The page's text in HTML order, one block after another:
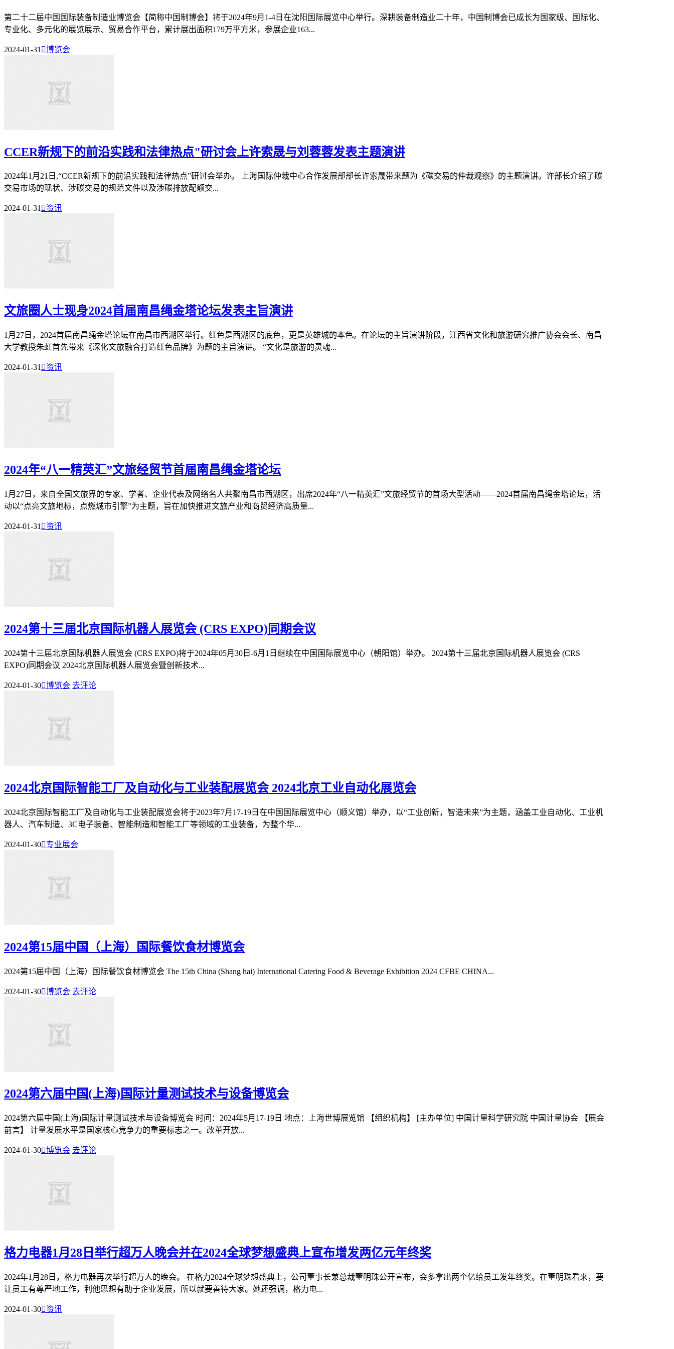
第二十二届中国国际装备制造业博览会【简称中国制博会】将于2024年9月1-4日在沈阳国际展览中心举行。深耕装备制造业二十年，中国制博会已成长为国家级、国际化、
专业化、多元化的展览展示、贸易合作平台，累计展出面积179万平方米，参展企业163...
2024-01-31 博览会
CCER新规下的前沿实践和法律热点"研讨会上许索晟与刘蓉蓉发表主题演讲
2024年1月21日,“CCER新规下的前沿实践和法律热点”研讨会举办。 上海国际仲裁中心合作发展部部长许索晟带来题为《碳交易的仲裁观察》的主题演讲。许部长介绍了碳
交易市场的现状、涉碳交易的规范文件以及涉碳排放配额交...
2024-01-31资讯
文旅圈人士现身2024首届南昌绳金塔论坛发表主旨演讲
1月27日，2024首届南昌绳金塔论坛在南昌市西湖区举行。红色是西湖区的底色，更是英雄城的本色。在论坛的主旨演讲阶段，江西省文化和旅游研究推广协会会长、南昌
大学教授朱虹首先带来《深化文旅融合打造红色品牌》为题的主旨演讲。 “文化是旅游的灵魂...
2024-01-31 资讯
2024年“八一精英汇”文旅经贸节首届南昌绳金塔论坛
1月27日，来自全国文旅界的专家、学者、企业代表及网络名人共聚南昌市西湖区，出席2024年“八一精英汇”文旅经贸节的首场大型活动——2024首届南昌绳金塔论坛，活
动以“点亮文旅地标，点燃城市引擎”为主题，旨在加快推进文旅产业和商贸经济高质量...
2024-01-31 资讯
2024第十三届北京国际机器人展览会 (CRS EXPO)同期会议
2024第十三届北京国际机器人展览会 (CRS EXPO)将于2024年05月30日-6月1日继续在中国国际展览中心（朝阳馆）举办。 2024第十三届北京国际机器人展览会 (CRS
EXPO)同期会议 2024北京国际机器人展览会暨创新技术...
2024-01-30博览会 去评论
2024北京国际智能工厂及自动化与工业装配展览会 2024北京工业自动化展览会
2024北京国际智能工厂及自动化与工业装配展览会将于2023年7月17-19日在中国国际展览中心（顺义馆）举办，以“工业创新，智造未来”为主题，涵盖工业自动化、工业机
器人、汽车制造、3C电子装备、智能制造和智能工厂等领域的工业装备，为整个华...
2024-01-30专业展会
2024第15届中国（上海）国际餐饮食材博览会
2024第15届中国（上海）国际餐饮食材博览会 The 15th China (Shang hai) International Catering Food & Beverage Exhibition 2024 CFBE CHINA...
2024-01-30博览会 去评论
2024第六届中国(上海)国际计量测试技术与设备博览会
2024第六届中国(上海)国际计量测试技术与设备博览会 时间：2024年5月17-19日 地点：上海世博展览馆 【组织机构】 [主办单位] 中国计量科学研究院 中国计量协会 【展会
前言】 计量发展水平是国家核心竞争力的重要标志之一。改革开放...
2024-01-30博览会 去评论
格力电器1月28日举行超万人晚会并在2024全球梦想盛典上宣布增发两亿元年终奖
2024年1月28日，格力电器再次举行超万人的晚会。 在格力2024全球梦想盛典上，公司董事长兼总裁董明珠公开宣布，会多拿出两个亿给员工发年终奖。在董明珠看来，要
让员工有尊严地工作，利他思想有助于企业发展，所以就要善待大家。她还强调，格力电...
2024-01-30资讯